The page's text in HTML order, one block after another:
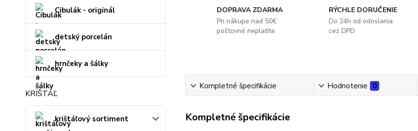
Cibulák - originál
detský porcelán
hrnčeky a šálky
KRIŠTÁĽ
krištáľový sortiment
DOPRAVA ZDARMA
Pri nákupe nad 50€
poštovné neplatíte.
RÝCHLE DORUČENIE
Do 24h od odoslania
cez DPD
Kompletné špecifikácie Hodnotenie 0
Kompletné špecifikácie